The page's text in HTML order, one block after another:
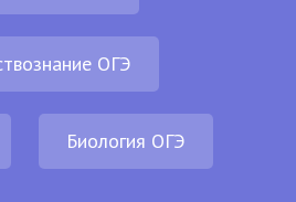
ОГЭ
Биология ОГЭ